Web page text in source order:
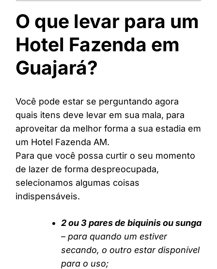
O que levar para um
Hotel Fazenda em
Guajará?
Você pode estar se perguntando agora
quais itens deve levar em sua mala, para
aproveitar da melhor forma a sua estadia em
um Hotel Fazenda AM.
Para que você possa curtir o seu momento
de lazer de forma despreocupada,
selecionamos algumas coisas
indispensáveis.
2 ou 3 pares de biquinis ou sunga
– para quando um estiver
secando, o outro estar disponível
para o uso;